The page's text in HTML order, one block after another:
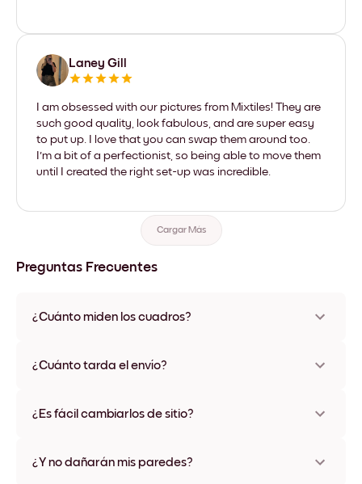
Laney Gill
I am obsessed with our pictures from Mixtiles! They are
such good quality, look fabulous, and are super easy
to put up. I love that you can swap them around too.
I'm a bit of a perfectionist, so being able to move them
until I created the right set-up was incredible.
Cargar Más
Preguntas Frecuentes
¿Cuánto miden los cuadros?
varios materiales y colores de marco, incluidas opciones sin
¿Cuánto tarda el envío?
disponibles en algunos países. Te enviaremos un número de
¿Es fácil cambiarlos de sitio?
ningún daño
¿Y no dañarán mis paredes?